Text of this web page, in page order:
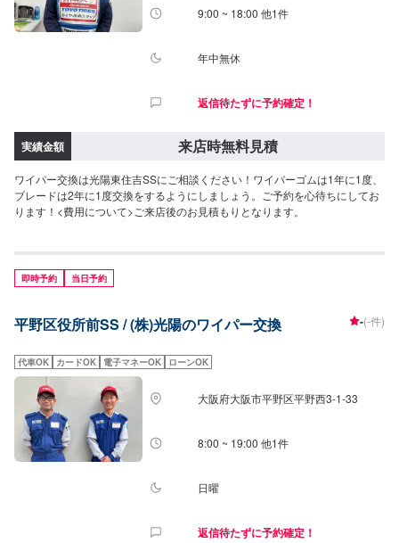
9:00 ~ 18:00 他1件
年中無休
返信待たずに予約確定！
実績金額 来店時無料見積
ワイパー交換は光陽東住吉SSにご相談ください！ワイパーゴムは1年に1度、
ブレードは2年に1度交換をするようにしましょう。ご予約を心待ちにしてお
ります！<費用について>ご来店後のお見積もりとなります。
即時予約 当日予約
平野区役所前SS / (株)光陽のワイパー交換 -(-件)
代車OK カードOK 電子マネーOK ローンOK
大阪府大阪市平野区平野西3-1-33
8:00 ~ 19:00 他1件
日曜
返信待たずに予約確定！